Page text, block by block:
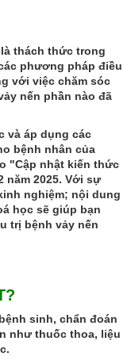
thách thức trong
phương pháp điều
với việc chăm sóc
nến phần nào đã
và áp dụng các
bệnh nhân của
"Cập nhật kiến thức
năm 2025. Với sự
nghiệm; nội dung
học sẽ giúp bạn
trị bệnh vảy nến
sinh, chẩn đoán
như thuốc thoa, liệu